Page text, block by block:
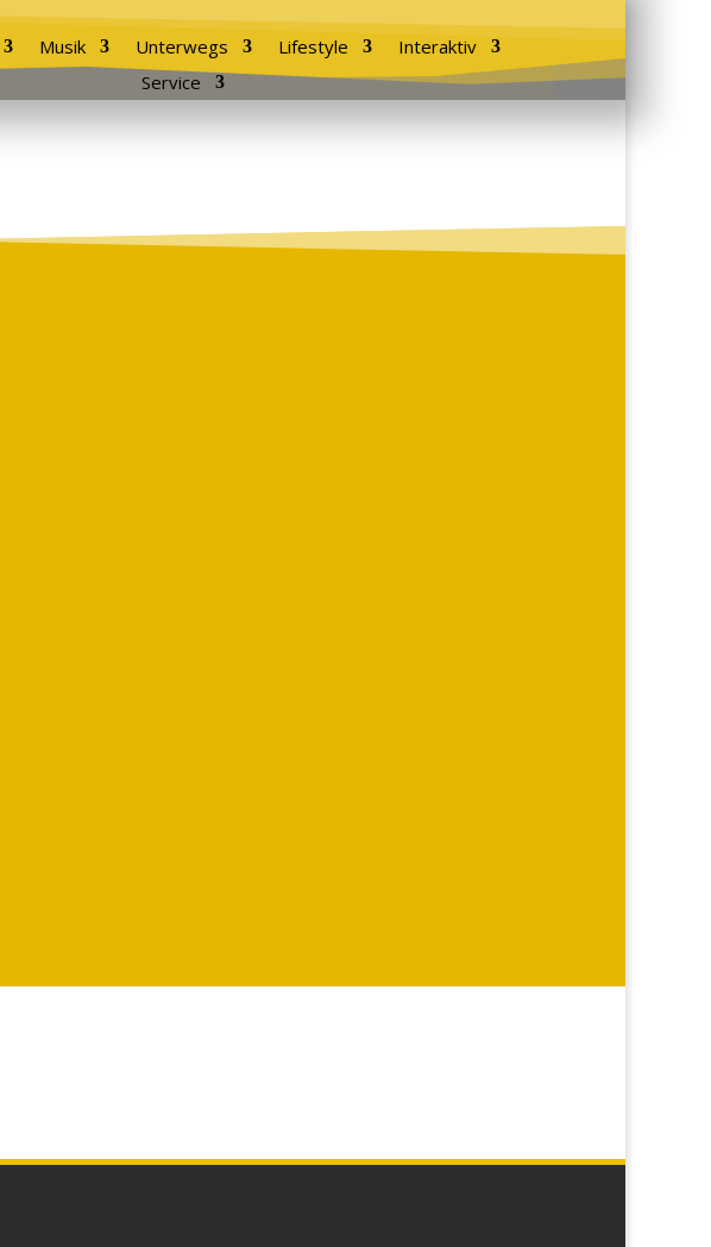
Musik Unterwegs Lifestyle
Interaktiv
Service